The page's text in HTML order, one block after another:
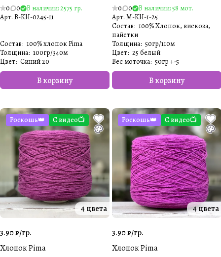
0 0
В наличии: 2575 гр.
Арт. B-KH-0245-11
В корзину
Состав: 100% хлопок Pima
Толщина: 100гр/340м
Цвет: Синий 20
0 0
В наличии: 58 мот.
Арт. M-KH-1-25
В корзину
Состав: 100% Хлопок, вискоза,
пайетки
Толщина: 50гр/110м
Цвет: 25 белый
Вес моточка: 50гр +-5
Роскошь👑 С видео📺
4 цвета
3.90 ₽/гр.
Хлопок Pima
Роскошь👑 С видео📺
4 цвета
3.90 ₽/гр.
Хлопок Pima